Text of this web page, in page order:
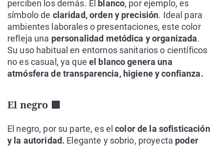
perciben los demás. El blanco, por ejemplo, es
símbolo de claridad, orden y precisión. Ideal para
ambientes laborales o presentaciones, este color
refleja una personalidad metódica y organizada.
Su uso habitual en entornos sanitarios o científicos
no es casual, ya que el blanco genera una
atmósfera de transparencia, higiene y confianza.
El negro ⬛
El negro, por su parte, es el color de la sofisticación
y la autoridad. Elegante y sobrio, proyecta poder